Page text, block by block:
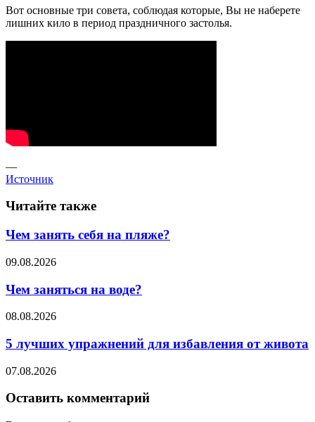
Вот основные три совета, соблюдая которые, Вы не наберете
лишних кило в период праздничного застолья.
—
Источник
Читайте также
Чем занять себя на пляже?
09.08.2026
Чем заняться на воде?
08.08.2026
5 лучших упражнений для избавления от живота
07.08.2026
Оставить комментарий